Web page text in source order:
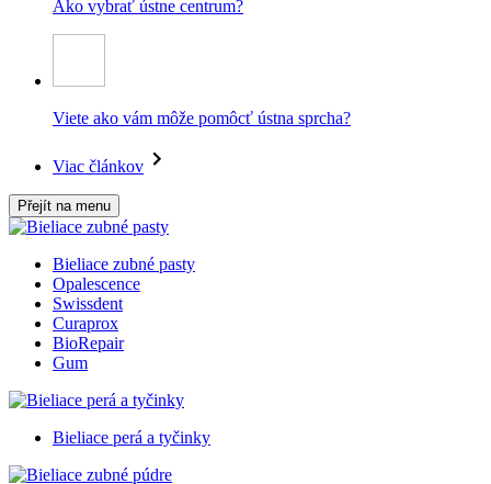
Ako vybrať ústne centrum?
Viete ako vám môže pomôcť ústna sprcha?
Viac článkov
Přejít na menu
Bieliace zubné pasty
Opalescence
Swissdent
Curaprox
BioRepair
Gum
Bieliace perá a tyčinky